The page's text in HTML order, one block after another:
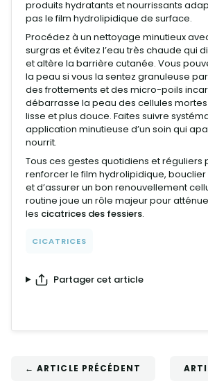
produits hydratants et nourrissants
pas le film hydrolipidique de surface.
Procédez à un nettoyage minutieux
surgras et évitez l’eau très chaude qui
et altère la barrière cutanée. Vous
la peau si vous la sentez granuleuse
des frottements et des micro-poils
débarrasse la peau des cellules
lisse et plus douce. Faites suivre
application minutieuse d’un soin qui
nourrit.
Tous ces gestes quotidiens et réguliers
renforcer le film hydrolipidique,
et d’assurer un bon renouvellement
routine joue un rôle majeur pour
les cicatrices des fessiers.
CICATRICES
Partager cet article
← ARTICLE PRÉCÉDENT